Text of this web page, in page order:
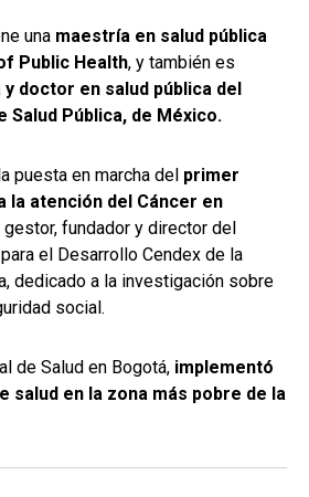
una maestría en salud pública
Public Health, y también es
y doctor en salud pública del
Salud Pública, de México.
puesta en marcha del primer
la atención del Cáncer en
fundador y director del
el Desarrollo Cendex de la
dedicado a la investigación sobre
social.
de Salud en Bogotá, implementó
salud en la zona más pobre de la